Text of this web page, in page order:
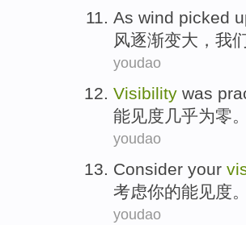
As wind picked
风逐渐变大， 我
youdao
Visibility was
能见度 几乎为零。
youdao
Consider your
考虑你的能见度 。
youdao